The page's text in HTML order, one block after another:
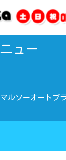
ュー
トプ